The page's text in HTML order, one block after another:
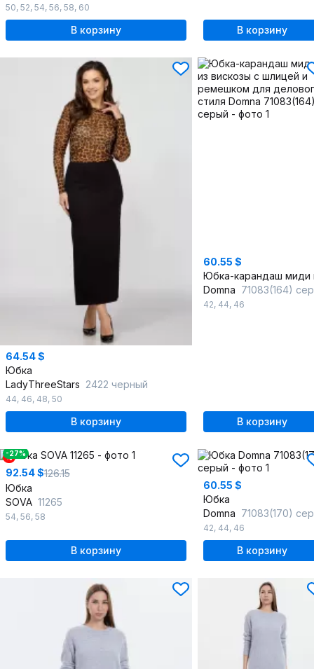
50, 52, 54, 56, 58, 60
В корзину В корзину
64.54 $
Юбка
LadyThreeStars 2422 черный
44, 46, 48, 50
В корзину
60.55 $
Domna 71083(164)
42, 44, 46
В корзину
%
-27%
92.54 $126.15
Юбка
SOVA 11265
54, 56, 58
В корзину
60.55 $
Юбка
Domna 71083(170)
42, 44, 46
В корзину